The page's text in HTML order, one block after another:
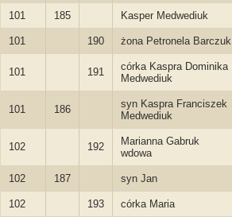
101 185 Kasper Medwediuk
101 190 żona Petronela Barczuk
101 191
córka Kaspra Dominika
Medwediuk
101 186
syn Kaspra Franciszek
Medwediuk
102 192
Marianna Gabruk
wdowa
102 187 syn Jan
102 193 córka Maria